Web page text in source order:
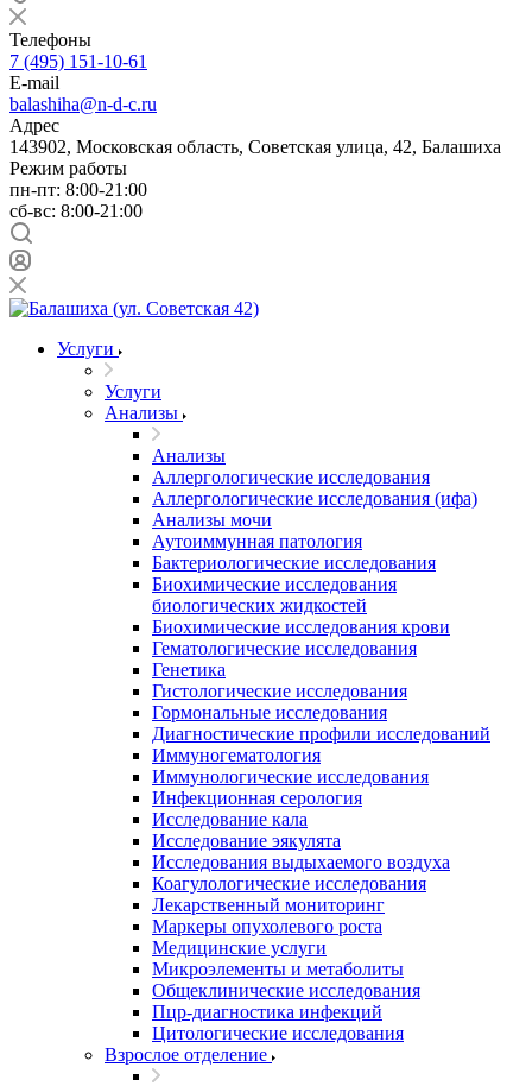
Телефоны
7 (495) 151-10-61
E-mail
balashiha@n-d-c.ru
Адрес
143902, Московская область, Советская улица, 42, Балашиха
Режим работы
пн-пт: 8:00-21:00
сб-вс: 8:00-21:00
Услуги
Услуги
Анализы
Анализы
Аллергологические исследования
Аллергологические исследования (ифа)
Анализы мочи
Аутоиммунная патология
Бактериологические исследования
Биохимические исследования
биологических жидкостей
Биохимические исследования крови
Гематологические исследования
Генетика
Гистологические исследования
Гормональные исследования
Диагностические профили исследований
Иммуногематология
Иммунологические исследования
Инфекционная серология
Исследование кала
Исследование эякулята
Исследования выдыхаемого воздуха
Коагулологические исследования
Лекарственный мониторинг
Маркеры опухолевого роста
Медицинские услуги
Микроэлементы и метаболиты
Общеклинические исследования
Пцр-диагностика инфекций
Цитологические исследования
Взрослое отделение